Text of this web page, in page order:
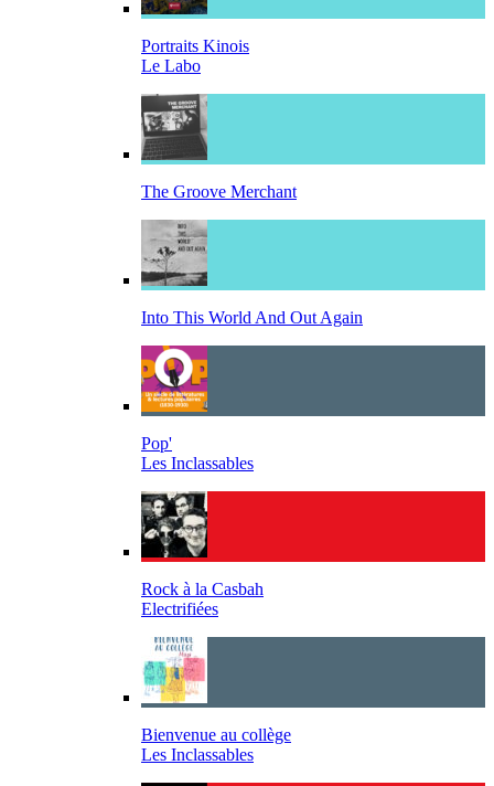
Portraits Kinois
Le Labo
The Groove Merchant
Into This World And Out Again
Pop'
Les Inclassables
Rock à la Casbah
Electrifiées
Bienvenue au collège
Les Inclassables